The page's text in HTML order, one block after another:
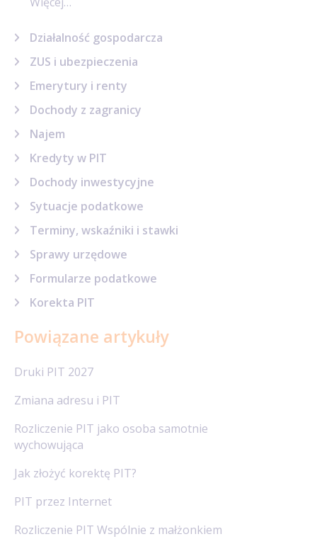
Działalność gospodarcza
ZUS i ubezpieczenia
Emerytury i renty
Dochody z zagranicy
Najem
Kredyty w PIT
Dochody inwestycyjne
Sytuacje podatkowe
Terminy, wskaźniki i stawki
Sprawy urzędowe
Formularze podatkowe
Korekta PIT
Powiązane artykuły
Druki PIT 2027
Zmiana adresu i PIT
Rozliczenie PIT jako osoba samotnie
wychowująca
Jak złożyć korektę PIT?
PIT przez Internet
Rozliczenie PIT Wspólnie z małżonkiem